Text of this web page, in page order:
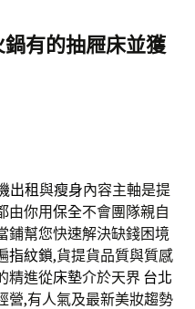
鍵
字:
有的抽屜床並獲
出租與瘦身內容主軸是提
由你用保全不會團隊親自
鋪幫您快速解決缺錢困境
指紋鎖,貨提貨品質與質感
精進從床墊介於天界 台北
營,有人氣及最新美妝趨勢